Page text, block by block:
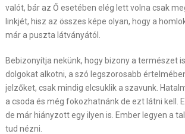
valót, bár az Ő esetében elég lett volna csak
linkjét, hisz az összes képe olyan, hogy a
már a puszta látványától.
Bebizonyítja nekünk, hogy bizony a természet
dolgokat alkotni, a szó legszorosabb
jelzőket, csak mindig elcsuklik a szavunk.
a csoda és még fokozhatnánk de ezt látni kell.
de már hiányzott egy ilyen is. Ember legyen a
tud nézni.